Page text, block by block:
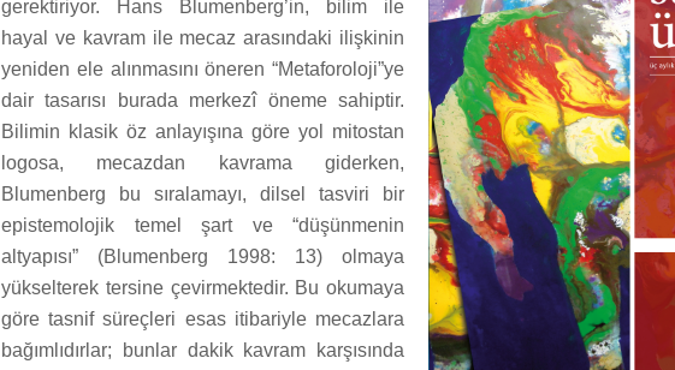
gerektiriyor. Hans Blumenberg’in, bilim ile
hayal ve kavram ile mecaz arasındaki ilişkinin
yeniden ele alınmasını öneren “Metaforoloji”ye
dair tasarısı burada merkezî öneme sahiptir.
Bilimin klasik öz anlayışına göre yol mitostan
logosa, mecazdan kavrama giderken,
Blumenberg bu sıralamayı, dilsel tasviri bir
epistemolojik temel şart ve “düşünmenin
altyapısı” (Blumenberg 1998: 13) olmaya
yükselterek tersine çevirmektedir. Bu okumaya
göre tasnif süreçleri esas itibariyle mecazlara
bağımlıdırlar; bunlar dakik kavram karşısında